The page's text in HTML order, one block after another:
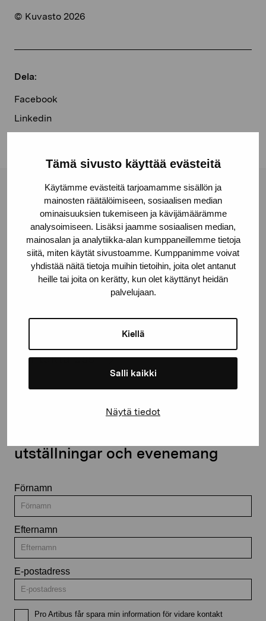
Tämä sivusto käyttää evästeitä
Käytämme evästeitä tarjoamamme sisällön ja
mainosten räätälöimiseen, sosiaalisen median
ominaisuuksien tukemiseen ja kävijämäärämme
analysoimiseen. Lisäksi jaamme sosiaalisen median,
mainosalan ja analytiikka-alan kumppaneillemme tietoja
siitä, miten käytät sivustoamme. Kumppanimme voivat
yhdistää näitä tietoja muihin tietoihin, joita olet antanut
heille tai joita on kerätty, kun olet käyttänyt heidän
palvelujaan.
Kiellä
Salli kaikki
Näytä tiedot
© Kuvasto 2026
Dela:
Facebook
Linkedin
Stiftelsen Pro Artibus
Gustav Wasas gata 11
10600 Ekenäs
proartibus@proartibus.fi
+358 (0)50 371 6339
Kontakta oss
utställningar och evenemang
Förnamn
Efternamn
E-postadress
Pro Artibus får spara min information för vidare kontakt